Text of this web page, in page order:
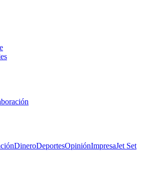
DineroDeportesOpiniónImpresaJet Set